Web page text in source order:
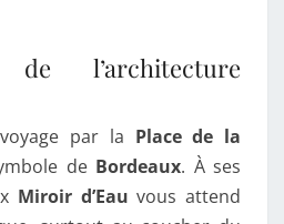
l’architecture
par la Place de la
de Bordeaux. À ses
Miroir d’Eau vous attend